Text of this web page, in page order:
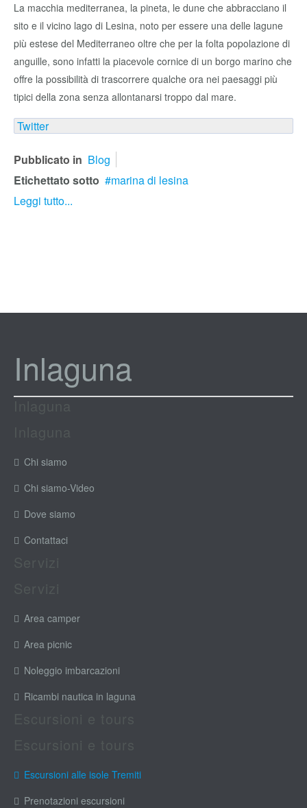
La macchia mediterranea, la pineta, le dune che abbracciano il
sito e il vicino lago di Lesina, noto per essere una delle lagune
più estese del Mediterraneo oltre che per la folta popolazione di
anguille, sono infatti la piacevole cornice di un borgo marino che
offre la possibilità di trascorrere qualche ora nei paesaggi più
tipici della zona senza allontanarsi troppo dal mare.
Twitter
Pubblicato in Blog
Etichettato sotto
marina di lesina
Leggi tutto...
Inlaguna
Chi siamo
Chi siamo-Video
Dove siamo
Contattaci
Area camper
Area picnic
Noleggio imbarcazioni
Ricambi nautica in laguna
Escursioni alle isole Tremiti
Prenotazioni escursioni